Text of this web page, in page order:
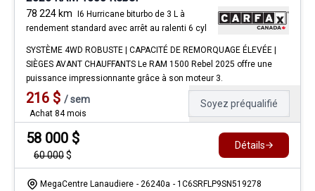
78 224 km I6 Hurricane biturbo de 3 L à
rendement standard avec arrêt au ralenti 6 cyl
SYSTÈME 4WD ROBUSTE | CAPACITÉ DE REMORQUAGE ÉLEVÉE |
SIÈGES AVANT CHAUFFANTS Le RAM 1500 Rebel 2025 offre une
puissance impressionnante grâce à son moteur 3.
216 $ /sem
Achat 84 mois
Soyez préqualifié
58 000 $
60 000$
Détails
MegaCentre Lanaudiere - 26240a - 1C6SRFLP9SN519278